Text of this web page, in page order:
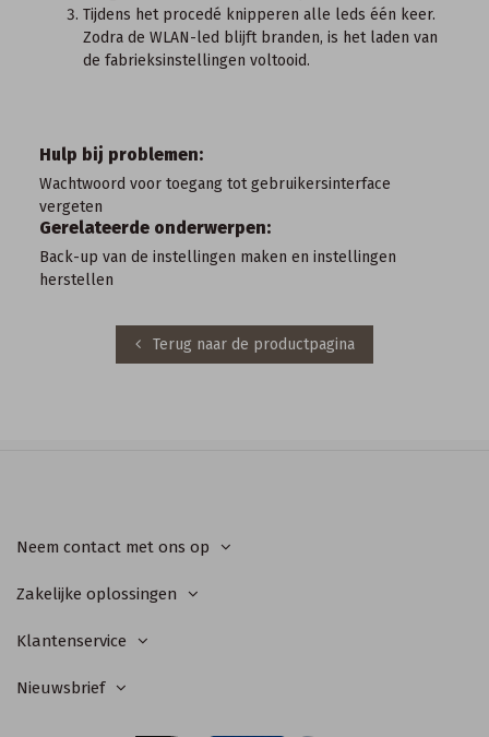
Tijdens het procedé knipperen alle leds één keer.
Zodra de WLAN-led blijft branden, is het laden van
de fabrieksinstellingen voltooid.
Hulp bij problemen:
Wachtwoord voor toegang tot gebruikersinterface
vergeten
Gerelateerde onderwerpen:
Back-up van de instellingen maken en instellingen
herstellen
Terug naar de productpagina
Neem contact met ons op
Zakelijke oplossingen
Klantenservice
Nieuwsbrief